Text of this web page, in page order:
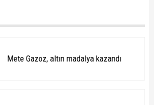
Mete Gazoz, altın madalya kazandı